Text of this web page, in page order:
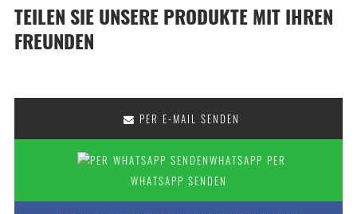
TEILEN SIE UNSERE PRODUKTE MIT IHREN
FREUNDEN
PER E-MAIL SENDEN
PER
WHATSAPP SENDEN